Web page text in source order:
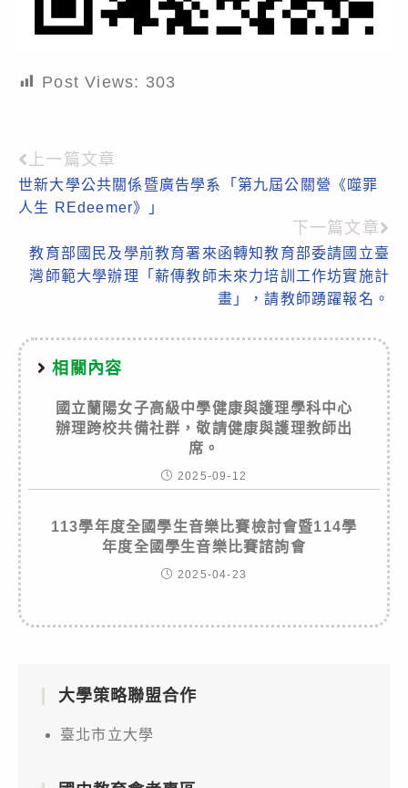
Post Views: 303
Read
more
上一篇文章
世新大學公共關係暨廣告學系「第九屆公關營《噬罪
人生 REdeemer》」
下一篇文章
教育部國民及學前教育署來函轉知教育部委請國立臺
灣師範大學辦理「薪傳教師未來力培訓工作坊實施計
畫」，請教師踴躍報名。
相關內容
國立蘭陽女子高級中學健康與護理學科中心
辦理跨校共備社群，敬請健康與護理教師出
席。
2025-09-12
113學年度全國學生音樂比賽檢討會暨114學
年度全國學生音樂比賽諮詢會
2025-04-23
大學策略聯盟合作
臺北市立大學